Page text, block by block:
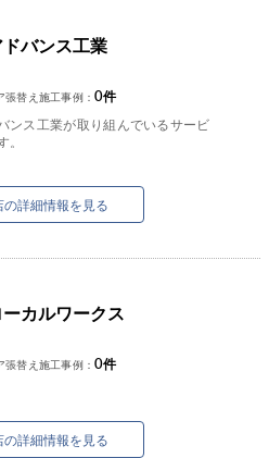
バンス工業
替え施工事例： 0件
ンス工業が取り組んでいるサービ
ご提案できる...
の詳細情報を見る
カルワークス
替え施工事例： 0件
の詳細情報を見る